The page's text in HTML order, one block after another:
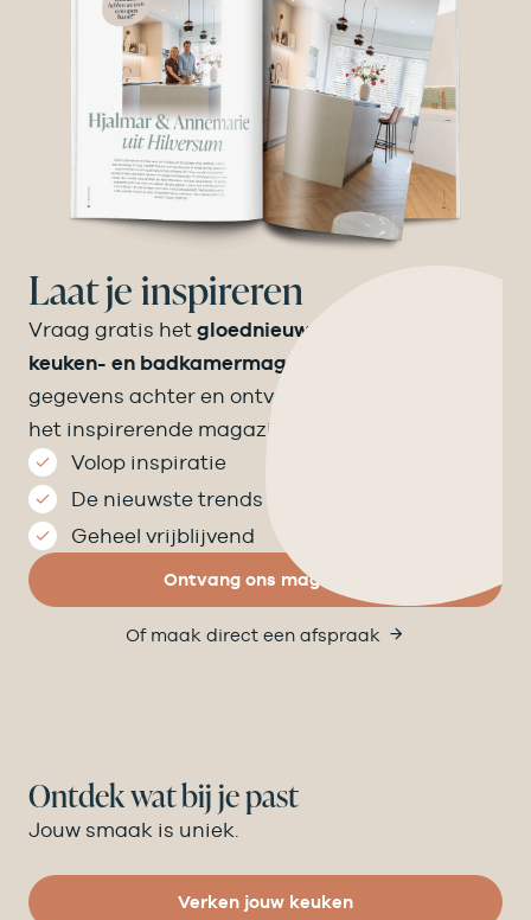
Laat je inspireren
Vraag gratis het gloednieuwe Velthuizen
keuken- en badkamermagazine
gegevens achter en ontvang binnen een week
het inspirerende magazine op de mat.
Volop inspiratie
De nieuwste trends
Geheel vrijblijvend
Ontvang ons magazine
Of maak direct een afspraak
Ontdek wat bij je past
Jouw smaak is uniek.
Verken jouw keuken